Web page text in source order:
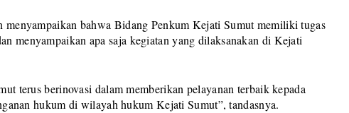
bahwa Bidang Penkum Kejati Sumut memiliki tugas
menyampaikan apa saja kegiatan yang dilaksanakan di Kejati
terus berinovasi dalam memberikan pelayanan terbaik kepada
hukum di wilayah hukum Kejati Sumut”, tandasnya.